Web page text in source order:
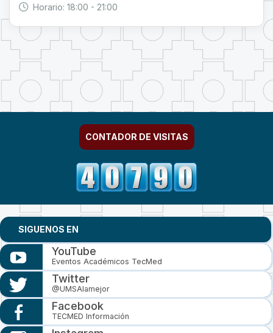
Horario: 18:00 - 21:00
CONTADOR DE VISITAS
SIGUENOS EN
YouTube
Eventos Académicos TecMed
Twitter
@UMSAlamejor
Facebook
TECMED Información